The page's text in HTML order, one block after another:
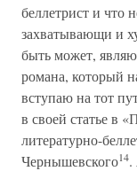
беллетрист и что
захватывающи и
быть может,
романа, который
вступаю на тот
в своей статье в
литературно-
Чернышевского14.